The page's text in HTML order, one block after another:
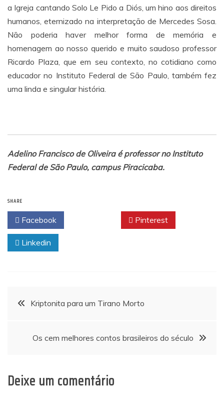
a Igreja cantando Solo Le Pido a Diós, um hino aos direitos
humanos, eternizado na interpretação de Mercedes Sosa.
Não poderia haver melhor forma de memória e
homenagem ao nosso querido e muito saudoso professor
Ricardo Plaza, que em seu contexto, no cotidiano como
educador no Instituto Federal de São Paulo, também fez
uma linda e singular história.
Adelino Francisco de Oliveira é professor no Instituto
Federal de São Paulo, campus Piracicaba.
SHARE
Facebook Pinterest
Linkedin
Navegação
Kriptonita para um Tirano Morto
Os cem melhores contos brasileiros do século
Deixe um comentário